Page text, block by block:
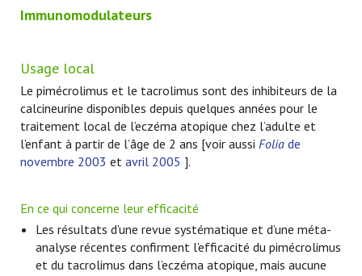
Immunomodulateurs
Usage local
Le pimécrolimus et le tacrolimus sont des inhibiteurs de la
calcineurine disponibles depuis quelques années pour le
traitement local de l’eczéma atopique chez l’adulte et
l’enfant à partir de l’âge de 2 ans [voir aussi Folia de
novembre 2003 et avril 2005 ].
En ce qui concerne leur efficacité
Les résultats d’une revue systématique et d’une méta-
analyse récentes confirment l’efficacité du pimécrolimus
et du tacrolimus dans l’eczéma atopique, mais aucune